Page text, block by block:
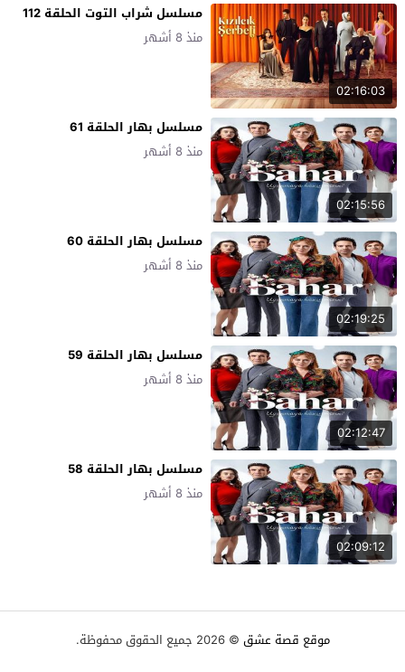
02:16:03
مسلسل شراب التوت الحلقة 112
منذ 8 أشهر
02:15:56
مسلسل بهار الحلقة 61
منذ 8 أشهر
02:19:25
مسلسل بهار الحلقة 60
منذ 8 أشهر
02:12:47
مسلسل بهار الحلقة 59
منذ 8 أشهر
02:09:12
مسلسل بهار الحلقة 58
منذ 8 أشهر
موقع قصة عشق © 2026 جميع الحقوق محفوظة.